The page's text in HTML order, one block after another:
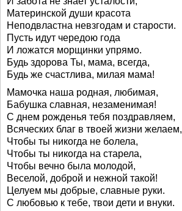
Материнской души красота
Неподвластна невзгодам и старости.
Пусть идут чередою года
И ложатся морщинки упрямо.
Будь здорова Ты, мама, всегда,
Будь же счастлива, милая мама!
Мамочка наша родная, любимая,
Бабушка славная, незаменимая!
С днем рожденья тебя поздравляем,
Всяческих благ в твоей жизни желаем,
Чтобы ты никогда не болела,
Чтобы ты никогда на старела,
Чтобы вечно была молодой,
Веселой, доброй и нежной такой!
Целуем мы добрые, славные руки.
С любовью к тебе, твои дети и внуки.